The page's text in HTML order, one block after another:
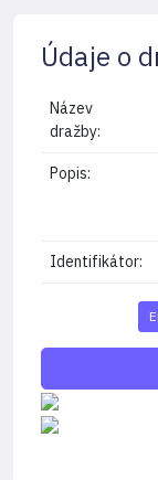
Údaje o
Název
dražby:
Popis:
Identifikátor: